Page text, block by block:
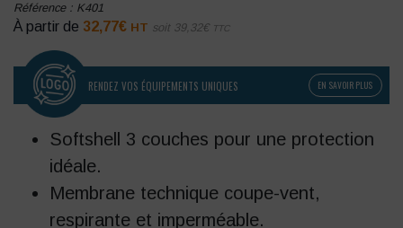
Référence : K401
À partir de 32,77€ HT soit 39,32€ TTC
RENDEZ VOS ÉQUIPEMENTS UNIQUES EN SAVOIR PLUS
Softshell 3 couches pour une protection
idéale.
Membrane technique coupe-vent,
respirante et imperméable.